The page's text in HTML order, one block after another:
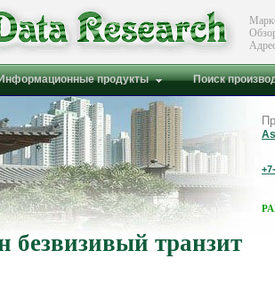
продукты Поиск
безвизивый транзит